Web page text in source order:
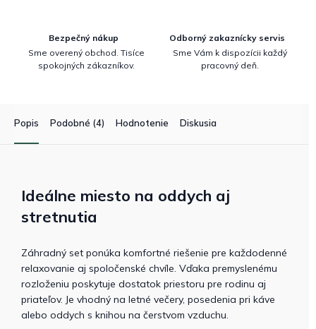
Bezpečný nákup
Sme overený obchod. Tisíce
spokojných zákazníkov.
Odborný zakaznícky servis
Sme Vám k dispozícii každý
pracovný deň.
Popis Podobné (4) Hodnotenie Diskusia
Ideálne miesto na oddych aj
stretnutia
Záhradný set ponúka komfortné riešenie pre každodenné
relaxovanie aj spoločenské chvíle. Vďaka premyslenému
rozloženiu poskytuje dostatok priestoru pre rodinu aj
priateľov. Je vhodný na letné večery, posedenia pri káve
alebo oddych s knihou na čerstvom vzduchu.